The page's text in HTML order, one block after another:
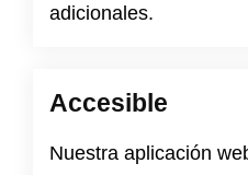
adicionales.
Accesible
Nuestra aplicación